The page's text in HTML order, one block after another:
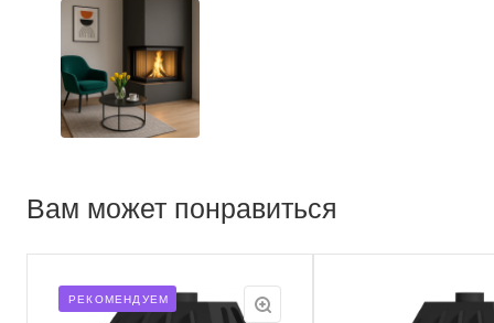
Вам может понравиться
РЕКОМЕНДУЕМ